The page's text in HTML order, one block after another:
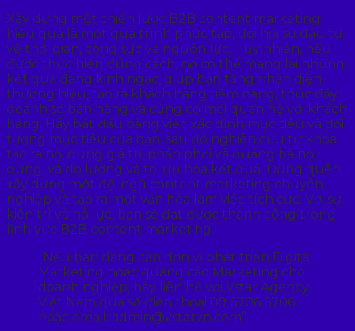
Xây dựng một chiến lược B2B content marketing
hiệu quả là một quá trình phức tạp, đòi hỏi sự đầu tư
về thời gian, công sức và nguồn lực. Tuy nhiên, nếu
được thực hiện đúng cách, nó có thể mang lại những
kết quả đáng kinh ngạc, giúp bạn tăng nhận diện
thương hiệu, tạo ra khách hàng tiềm năng, thúc đẩy
doanh số bán hàng và củng cố mối quan hệ với khách
hàng. Hãy bắt đầu bằng việc xác định mục tiêu và đối
tượng mục tiêu của bạn, sau đó nghiên cứu từ khóa,
tạo ra nội dung giá trị, phân phối và quảng bá nội
dung, và đo lường và tối ưu hóa kết quả. Đừng quên
xây dựng một đội ngũ content marketing chuyên
nghiệp và tạo ra một văn hóa làm việc tích cực. Với sự
kiên trì và nỗ lực, bạn sẽ đạt được thành công trong
lĩnh vực B2B content marketing.
“Nếu bạn đang cần đơn vị phát triển Digital
Marketing hoặc quảng cáo Marketing cho
doanh nghiệp, hãy liên hệ với Vstar Agency
Việt Nam qua số điện thoại 09 6706 6706
hoặc email: admin@vstarvn.com”